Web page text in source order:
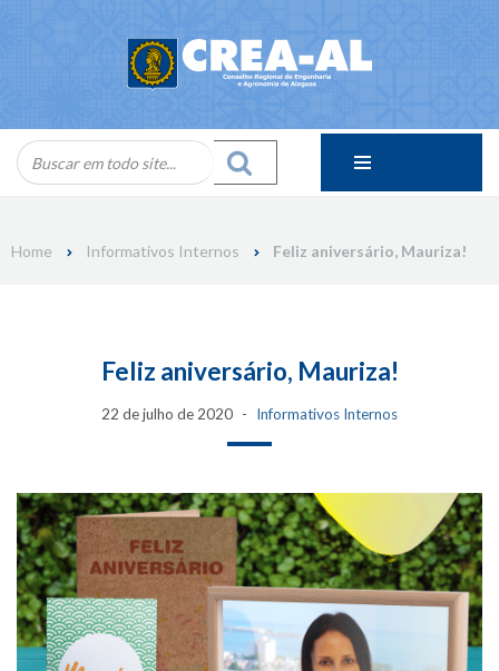
Home Informativos Internos Feliz aniversário, Mauriza!
Feliz aniversário, Mauriza!
22 de julho de 2020 Informativos Internos